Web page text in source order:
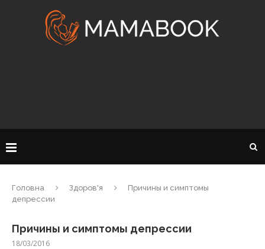
Головна Здоров'я
Причины и симптомы
депрессии
Причины и симптомы депрессии
18/03/2016